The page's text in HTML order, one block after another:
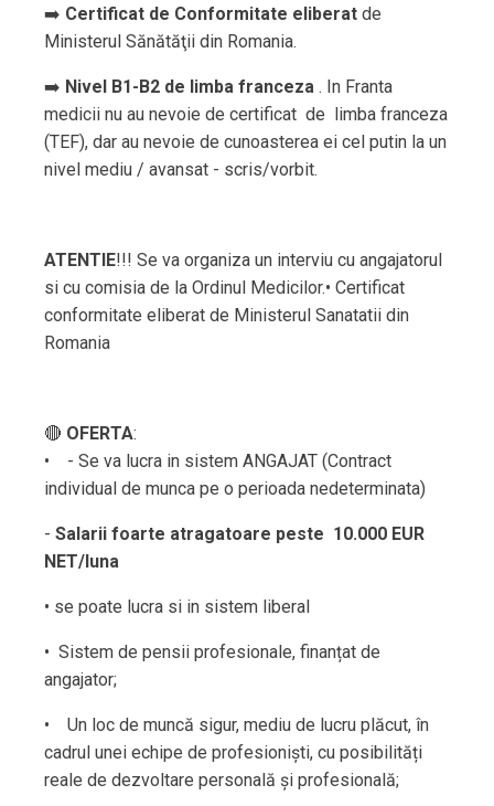
➡️ Certificat de Conformitate eliberat de
Ministerul Sănătăţii din Romania.
➡️ Nivel B1-B2 de limba franceza . In Franta
medicii nu au nevoie de certificat de limba franceza
(TEF), dar au nevoie de cunoasterea ei cel putin la un
nivel mediu / avansat - scris/vorbit.
ATENTIE!!! Se va organiza un interviu cu angajatorul
si cu comisia de la Ordinul Medicilor.• Certificat
conformitate eliberat de Ministerul Sanatatii din
Romania
🔴 OFERTA:
• - Se va lucra in sistem ANGAJAT (Contract
individual de munca pe o perioada nedeterminata)
- Salarii foarte atragatoare peste 10.000 EUR
NET/luna
• se poate lucra si in sistem liberal
• Sistem de pensii profesionale, finanțat de
angajator;
• Un loc de muncă sigur, mediu de lucru plăcut, în
cadrul unei echipe de profesioniști, cu posibilități
reale de dezvoltare personală și profesională;